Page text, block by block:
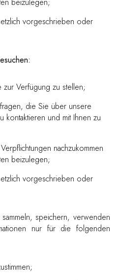
vorgeschrieben oder
Verfügung zu stellen;
die Sie über unsere
kontaktieren und mit Ihnen zu
nachzukommen
beizulegen;
vorgeschrieben oder
speichern, verwenden
nur für die folgenden